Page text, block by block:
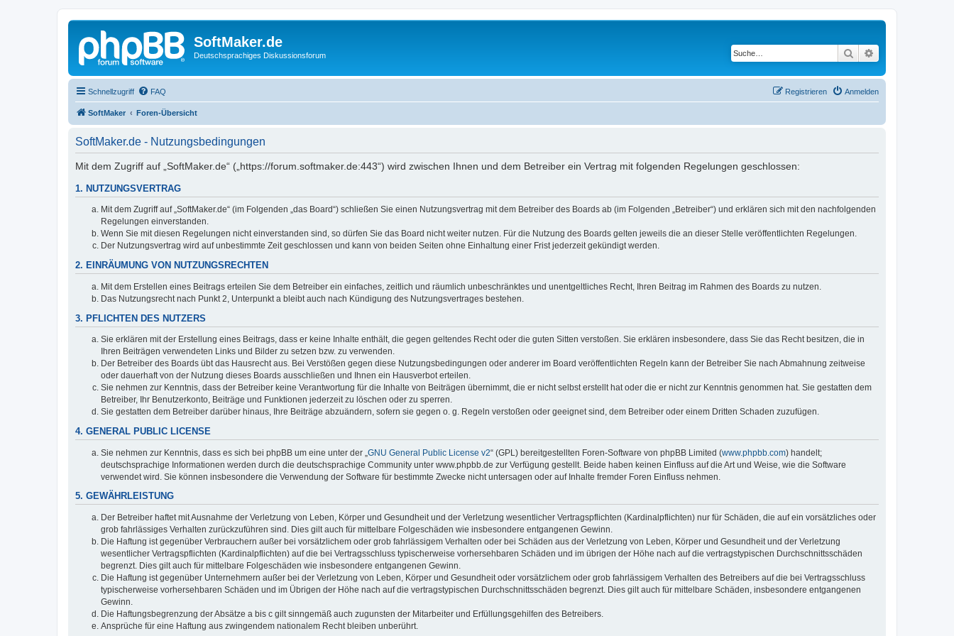
SoftMaker.de
Deutschsprachiges Diskussionsforum Suche
Schnellzugriff FAQ Anmelden
Registrieren
SoftMaker Foren-Übersicht
SoftMaker.de - Nutzungsbedingungen
Mit dem Zugriff auf „SoftMaker.de“ („https://forum.softmaker.de:443“) wird zwischen Ihnen und dem Betreiber ein Vertrag mit folgenden Regelungen geschlossen:
1. NUTZUNGSVERTRAG
Mit dem Zugriff auf „SoftMaker.de“ (im Folgenden „das Board“) schließen Sie einen Nutzungsvertrag mit dem Betreiber des Boards ab (im Folgenden „Betreiber“) und erklären sich mit den nachfolgenden
Regelungen einverstanden.
Wenn Sie mit diesen Regelungen nicht einverstanden sind, so dürfen Sie das Board nicht weiter nutzen. Für die Nutzung des Boards gelten jeweils die an dieser Stelle veröffentlichten Regelungen.
Der Nutzungsvertrag wird auf unbestimmte Zeit geschlossen und kann von beiden Seiten ohne Einhaltung einer Frist jederzeit gekündigt werden.
2. EINRÄUMUNG VON NUTZUNGSRECHTEN
Mit dem Erstellen eines Beitrags erteilen Sie dem Betreiber ein einfaches, zeitlich und räumlich unbeschränktes und unentgeltliches Recht, Ihren Beitrag im Rahmen des Boards zu nutzen.
Das Nutzungsrecht nach Punkt 2, Unterpunkt a bleibt auch nach Kündigung des Nutzungsvertrages bestehen.
3. PFLICHTEN DES NUTZERS
Sie erklären mit der Erstellung eines Beitrags, dass er keine Inhalte enthält, die gegen geltendes Recht oder die guten Sitten verstoßen. Sie erklären insbesondere, dass Sie das Recht besitzen, die in
Ihren Beiträgen verwendeten Links und Bilder zu setzen bzw. zu verwenden.
Der Betreiber des Boards übt das Hausrecht aus. Bei Verstößen gegen diese Nutzungsbedingungen oder anderer im Board veröffentlichten Regeln kann der Betreiber Sie nach Abmahnung zeitweise
oder dauerhaft von der Nutzung dieses Boards ausschließen und Ihnen ein Hausverbot erteilen.
Sie nehmen zur Kenntnis, dass der Betreiber keine Verantwortung für die Inhalte von Beiträgen übernimmt, die er nicht selbst erstellt hat oder die er nicht zur Kenntnis genommen hat. Sie gestatten dem
Betreiber, Ihr Benutzerkonto, Beiträge und Funktionen jederzeit zu löschen oder zu sperren.
Sie gestatten dem Betreiber darüber hinaus, Ihre Beiträge abzuändern, sofern sie gegen o. g. Regeln verstoßen oder geeignet sind, dem Betreiber oder einem Dritten Schaden zuzufügen.
4. GENERAL PUBLIC LICENSE
Sie nehmen zur Kenntnis, dass es sich bei phpBB um eine unter der „ GNU General Public License v2“ (GPL) bereitgestellten Foren-Software von phpBB Limited (www.phpbb.com) handelt;
deutschsprachige Informationen werden durch die deutschsprachige Community unter www.phpbb.de zur Verfügung gestellt. Beide haben keinen Einfluss auf die Art und Weise, wie die Software
verwendet wird. Sie können insbesondere die Verwendung der Software für bestimmte Zwecke nicht untersagen oder auf Inhalte fremder Foren Einfluss nehmen.
5. GEWÄHRLEISTUNG
Der Betreiber haftet mit Ausnahme der Verletzung von Leben, Körper und Gesundheit und der Verletzung wesentlicher Vertragspflichten (Kardinalpflichten) nur für Schäden, die auf ein vorsätzliches oder
grob fahrlässiges Verhalten zurückzuführen sind. Dies gilt auch für mittelbare Folgeschäden wie insbesondere entgangenen Gewinn.
Die Haftung ist gegenüber Verbrauchern außer bei vorsätzlichem oder grob fahrlässigem Verhalten oder bei Schäden aus der Verletzung von Leben, Körper und Gesundheit und der Verletzung
wesentlicher Vertragspflichten (Kardinalpflichten) auf die bei Vertragsschluss typischerweise vorhersehbaren Schäden und im übrigen der Höhe nach auf die vertragstypischen Durchschnittsschäden
begrenzt. Dies gilt auch für mittelbare Folgeschäden wie insbesondere entgangenen Gewinn.
Die Haftung ist gegenüber Unternehmern außer bei der Verletzung von Leben, Körper und Gesundheit oder vorsätzlichem oder grob fahrlässigem Verhalten des Betreibers auf die bei Vertragsschluss
typischerweise vorhersehbaren Schäden und im Übrigen der Höhe nach auf die vertragstypischen Durchschnittsschäden begrenzt. Dies gilt auch für mittelbare Schäden, insbesondere entgangenen
Gewinn.
Die Haftungsbegrenzung der Absätze a bis c gilt sinngemäß auch zugunsten der Mitarbeiter und Erfüllungsgehilfen des Betreibers.
Ansprüche für eine Haftung aus zwingendem nationalem Recht bleiben unberührt.